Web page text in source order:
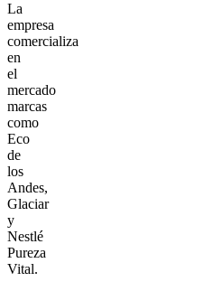
La
empresa
comercializa
en
el
mercado
marcas
como
Eco
de
los
Andes,
Glaciar
y
Nestlé
Pureza
Vital.